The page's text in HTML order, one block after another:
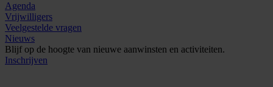
Agenda
Vrijwilligers
Veelgestelde vragen
Nieuws
Blijf op de hoogte van nieuwe aanwinsten en activiteiten.
Inschrijven